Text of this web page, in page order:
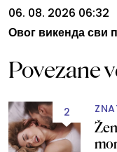
06. 08. 2026 06:32
Овог викенда сви
Povezane
2